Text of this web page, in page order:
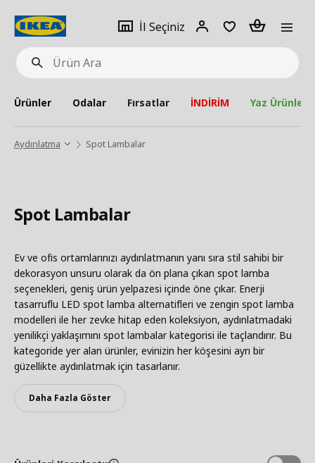
Ürün
Ara
İl Seçiniz
Giriş
Adet
Ürünler Odalar Fırsatlar İNDİRİM Yaz Ürünleri
Aydınlatma Spot Lambalar
Spot Lambalar
Ev ve ofis ortamlarınızı aydınlatmanın yanı sıra stil sahibi bir
dekorasyon unsuru olarak da ön plana çıkan spot lamba
seçenekleri, geniş ürün yelpazesi içinde öne çıkar. Enerji
tasarruflu LED spot lamba alternatifleri ve zengin spot lamba
modelleri ile her zevke hitap eden koleksiyon, aydınlatmadaki
yenilikçi yaklaşımını spot lambalar kategorisi ile taçlandırır. Bu
kategoride yer alan ürünler, evinizin her köşesini ayrı bir
güzellikte aydınlatmak için tasarlanır.
Daha Fazla Göster